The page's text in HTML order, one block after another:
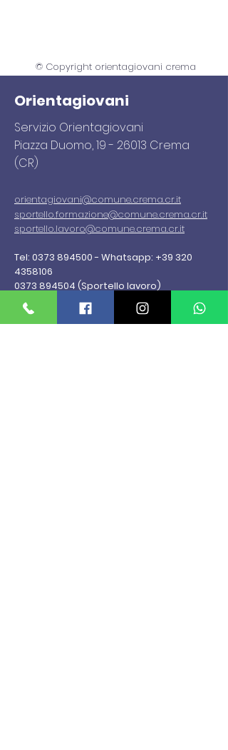
© Copyright orientagiovani crema
Orientagiovani
Servizio Orientagiovani
Piazza Duomo,19 - 26013 Crema
(CR)
orientagiovani@comune.crema.cr.it
sportello.formazione@comune.crema.cr.it
sportello.lavoro@comune.crema.cr.it
Tel: 0373 894500- Whatsapp: +39 320
4358106
0373 894504 (Sportello lavoro)
Informativa sulla Privacy